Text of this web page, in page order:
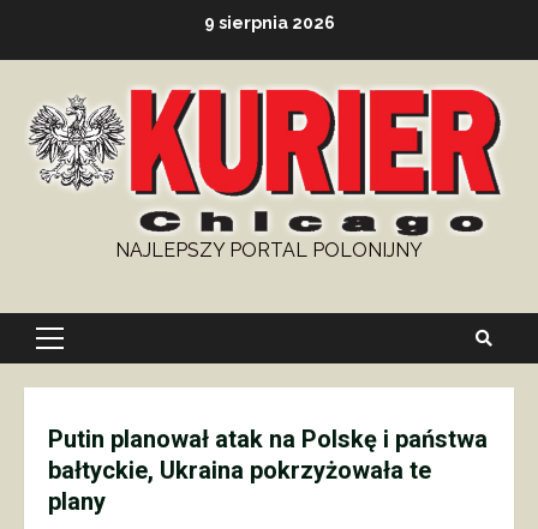
9 sierpnia 2026
NAJLEPSZY PORTAL POLONIJNY
Primary
Putin planował atak na Polskę i państwa
bałtyckie, Ukraina pokrzyżowała te
plany